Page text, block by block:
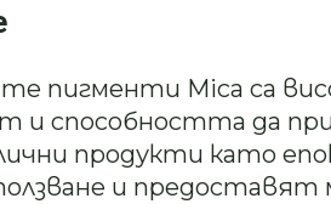
пигменти Mica са
и способността да
продукти като
и